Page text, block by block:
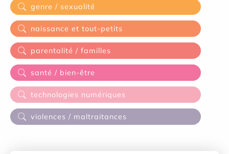
genre / sexualité
naissance et tout-petits
parentalité / familles
santé / bien-être
technologies numériques
violences / maltraitances